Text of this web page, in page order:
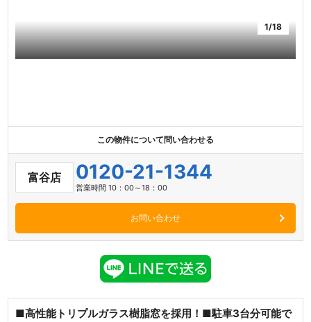
1/18
この物件について問い合わせる
富谷店 0120-21-1344
営業時間 10：00～18：00
お問い合わせ
■高性能トリプルガラス樹脂窓を採用！■駐車3台分可能で